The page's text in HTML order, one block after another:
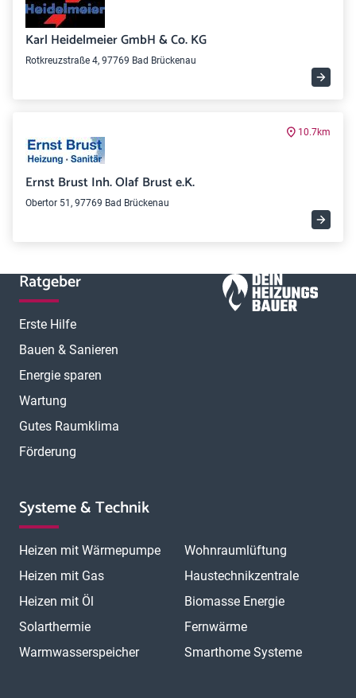
Karl Heidelmeier GmbH & Co. KG
Rotkreuzstraße 4, 97769 Bad Brückenau
10.7km
Ernst Brust Inh. Olaf Brust e.K.
Obertor 51, 97769 Bad Brückenau
Ratgeber
Erste Hilfe
Bauen & Sanieren
Energie sparen
Wartung
Gutes Raumklima
Förderung
Systeme & Technik
Heizen mit Wärmepumpe
Heizen mit Gas
Heizen mit Öl
Solarthermie
Warmwasserspeicher
Wohnraumlüftung
Haustechnikzentrale
Biomasse Energie
Fernwärme
Smarthome Systeme